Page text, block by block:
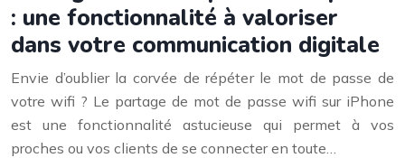
: une fonctionnalité à valoriser
dans votre communication digitale
Envie d’oublier la corvée de répéter le mot de passe de
votre wifi ? Le partage de mot de passe wifi sur iPhone
est une fonctionnalité astucieuse qui permet à vos
proches ou vos clients de se connecter en toute…